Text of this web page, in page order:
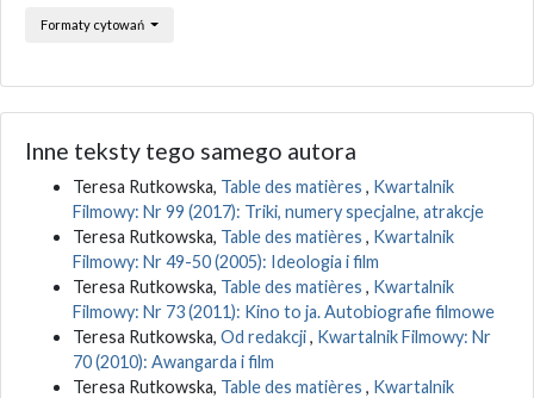
Formaty cytowań
Inne teksty tego samego autora
Teresa Rutkowska, Table des matières , Kwartalnik
Filmowy: Nr 99 (2017): Triki, numery specjalne, atrakcje
Teresa Rutkowska, Table des matières , Kwartalnik
Filmowy: Nr 49-50 (2005): Ideologia i film
Teresa Rutkowska, Table des matières , Kwartalnik
Filmowy: Nr 73 (2011): Kino to ja. Autobiografie filmowe
Teresa Rutkowska, Od redakcji, Kwartalnik Filmowy: Nr
70 (2010): Awangarda i film
Teresa Rutkowska, Table des matières , Kwartalnik